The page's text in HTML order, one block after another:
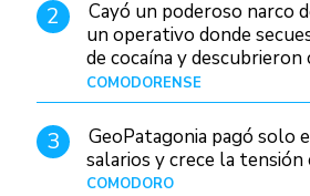
2
Cayó un poderoso narco
un operativo donde
de cocaína y
Patagonia
COMODORENSE
3
GeoPatagonia pagó solo
salarios y crece la
COMODORO